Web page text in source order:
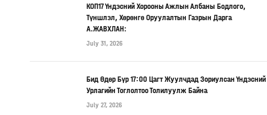
КОП17 Үндэсний Хорооны Ажлын Албаны Бодлого,
Түншлэл, Хөрөнгө Оруулалтын Газрын Дарга
А.ЖАВХЛАН:
July 31, 2026
Бид Өдөр Бүр 17:00 Цагт Жуулчдад Зориулсан Үндэсний
Урлагийн Тоглолтоо Толилуулж Байна
July 27, 2026